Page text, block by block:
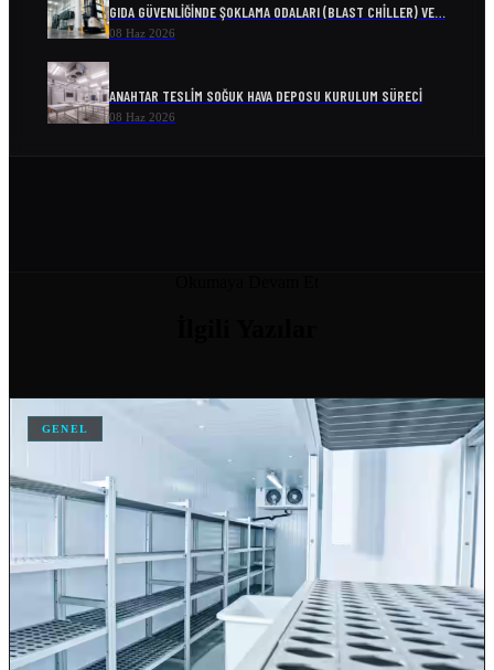
GIDA GÜVENLIĞINDE ŞOKLAMA ODALARI (BLAST CHILLER) VE…
08 Haz 2026
ANAHTAR TESLIM SOĞUK HAVA DEPOSU KURULUM SÜRECI
08 Haz 2026
SOĞUK HAVA DEPOSU FIYATLARI VE MALIYET HESAPLAMA
ANKARA IÇIN SOĞUK HAVA DEPOSU İMALATI YAPAN…
04 Nis 2026
DONUK ODA
11 Şub 2026
GENEL